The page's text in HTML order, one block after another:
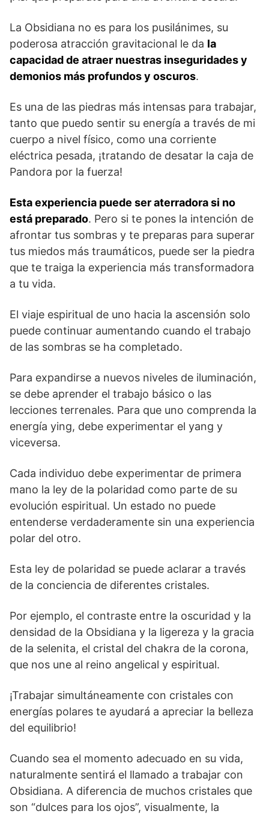
La Obsidiana no es para los pusilánimes, su
poderosa atracción gravitacional le da la
capacidad de atraer nuestras inseguridades y
demonios más profundos y oscuros.
Es una de las piedras más intensas para trabajar,
tanto que puedo sentir su energía a través de mi
cuerpo a nivel físico, como una corriente
eléctrica pesada, ¡tratando de desatar la caja de
Pandora por la fuerza!
Esta experiencia puede ser aterradora si no
está preparado. Pero si te pones la intención de
afrontar tus sombras y te preparas para superar
tus miedos más traumáticos, puede ser la piedra
que te traiga la experiencia más transformadora
a tu vida.
El viaje espiritual de uno hacia la ascensión solo
puede continuar aumentando cuando el trabajo
de las sombras se ha completado.
Para expandirse a nuevos niveles de iluminación,
se debe aprender el trabajo básico o las
lecciones terrenales. Para que uno comprenda la
energía ying, debe experimentar el yang y
viceversa.
Cada individuo debe experimentar de primera
mano la ley de la polaridad como parte de su
evolución espiritual. Un estado no puede
entenderse verdaderamente sin una experiencia
polar del otro.
Esta ley de polaridad se puede aclarar a través
de la conciencia de diferentes cristales.
Por ejemplo, el contraste entre la oscuridad y la
densidad de la Obsidiana y la ligereza y la gracia
de la selenita, el cristal del chakra de la corona,
que nos une al reino angelical y espiritual.
¡Trabajar simultáneamente con cristales con
energías polares te ayudará a apreciar la belleza
del equilibrio!
Cuando sea el momento adecuado en su vida,
naturalmente sentirá el llamado a trabajar con
Obsidiana. A diferencia de muchos cristales que
son “dulces para los ojos”, visualmente, la